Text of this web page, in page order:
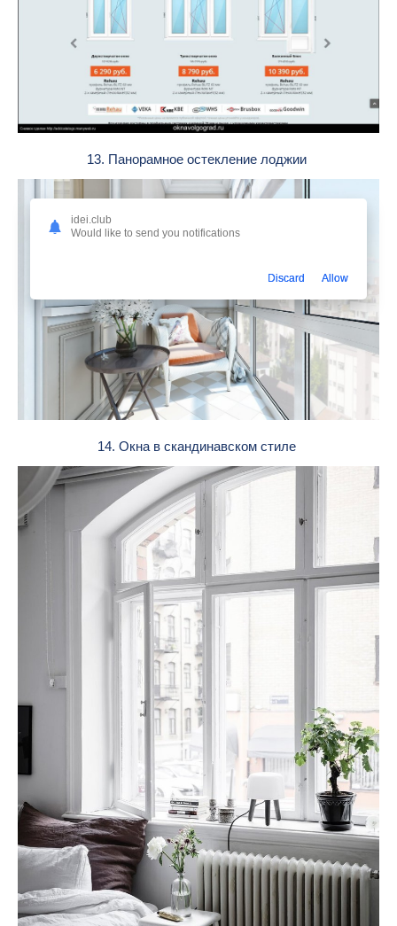
13. Панорамное остекление лоджии
14. Окна в скандинавском стиле
idei.club
Would like to send you notifications
Discard Allow